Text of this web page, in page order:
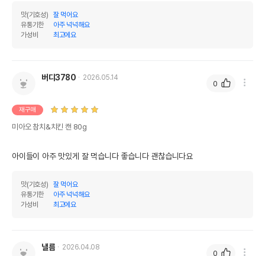
맛(기호성)
잘 먹어요
유통기한
아주 넉넉해요
가성비
최고에요
버디3780 2026.05.14
재구매
미아오 참치&치킨 캔 80g
아이들이 아주 맛있게 잘 먹습니다 좋습니다 괜찮습니다요
맛(기호성)
잘 먹어요
유통기한
아주 넉넉해요
가성비
최고에요
0
낼름 2026.04.08
0